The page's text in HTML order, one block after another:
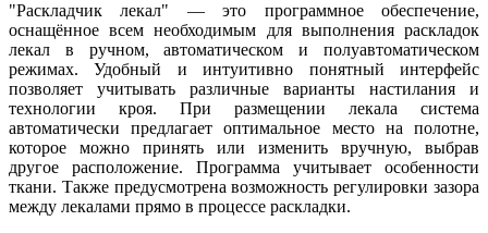
"Раскладчик лекал" — это программное обеспечение,
оснащённое всем необходимым для выполнения раскладок
лекал в ручном, автоматическом и полуавтоматическом
режимах. Удобный и интуитивно понятный интерфейс
позволяет учитывать различные варианты настилания и
технологии кроя. При размещении лекала система
автоматически предлагает оптимальное место на полотне,
которое можно принять или изменить вручную, выбрав
другое расположение. Программа учитывает особенности
ткани. Также предусмотрена возможность регулировки зазора
между лекалами прямо в процессе раскладки.